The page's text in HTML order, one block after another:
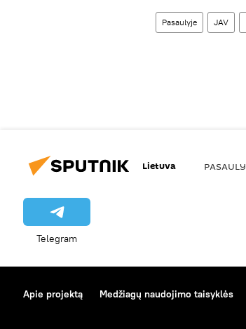
Pasaulyje JAV
Lietuva
Telegram
Apie projektą Medžiagų naudojimo taisyklės